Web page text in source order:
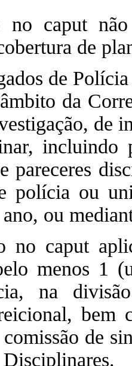
no caput
de
de
da
de
incluindo
pareceres
polícia ou
ou
no caput
menos 1
na
bem
de